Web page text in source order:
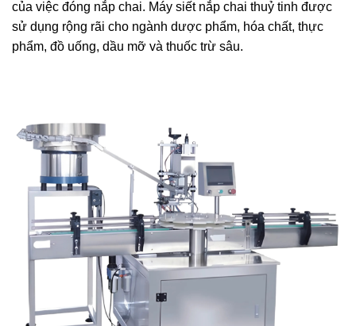
của việc đóng nắp chai. Máy siết nắp chai thuỷ tinh được
sử dụng rộng rãi cho ngành dược phẩm, hóa chất, thực
phẩm, đồ uống, dầu mỡ và thuốc trừ sâu.